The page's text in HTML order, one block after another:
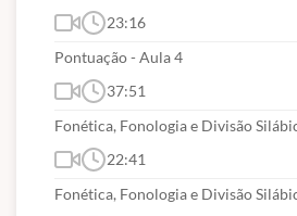
23:16
Pontuação - Aula 4
37:51
Fonética, Fonologia e Divisão
22:41
Fonética, Fonologia e Divisão